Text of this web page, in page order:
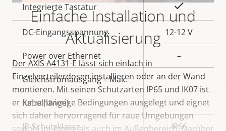
Einfache Installation und
Aktualisierung
Der AXIS A4131-E lässt sich einfach in
Einzelverteilerdosen installieren oder an der Wand
montieren. Mit seinen Schutzarten IP65 und IK07 ist
er für schwierige Bedingungen ausgelegt und eignet
sich daher hervorragend für raue Umgebungen
sowohl im Innen- als auch im Außenbereich. Darüber
Integrierte Tastatur Ja
DC-Eingangsspannung 12-12 V
Power over Ethernet –
Gleichstromausgang – Max. -
Kabel(länge) -
IP-Schutzklasse IP66